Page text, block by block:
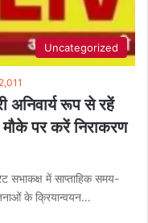
Uncategorized
2,011
अनिवार्य रूप से रहें
पर करें निराकरण
सभाकक्ष में साप्ताहिक समय-
के क्रियान्वयन…